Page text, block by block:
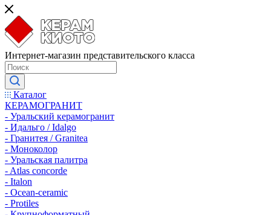
Интернет-магазин представительского класса
Каталог
КЕРАМОГРАНИТ
- Уральский керамогранит
- Идальго / Idalgo
- Гранитея / Granitea
- Моноколор
- Уральская палитра
- Atlas concorde
- Italon
- Ocean-ceramic
- Protiles